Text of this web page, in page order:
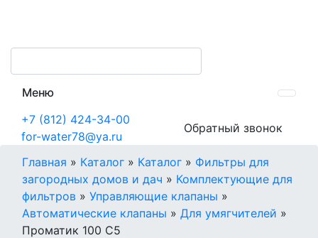
+7 (812) 424-34-00
for-water78@ya.ru
Обратный звонок
Меню
Главная » Каталог » Каталог » Фильтры для
загородных домов и дач » Комплектующие для
фильтров » Управляющие клапаны »
Автоматические клапаны » Для умягчителей »
Проматик 100 С5